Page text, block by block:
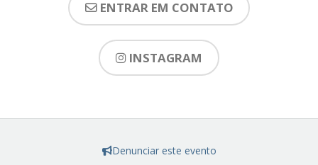
ENTRAR EM CONTATO
INSTAGRAM
Denunciar este evento